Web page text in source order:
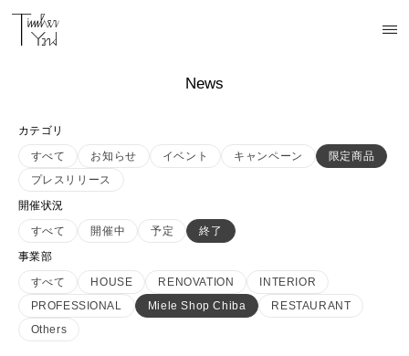
News
カテゴリ
すべて
お知らせ イベント キャンペーン
限定商品
プレスリリース
開催状況
すべて
開催中 予定
終了
事業部
すべて
HOUSE RENOVATION
INTERIOR
PROFESSIONAL
Miele Shop Chiba
RESTAURANT
Others